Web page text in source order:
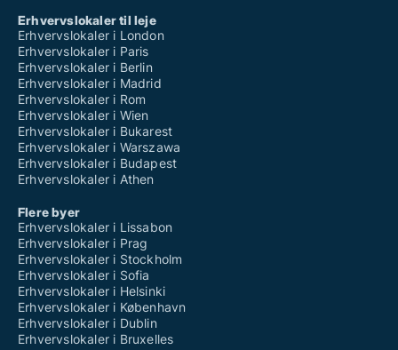
Erhvervslokaler til leje
Erhvervslokaler i London
Erhvervslokaler i Paris
Erhvervslokaler i Berlin
Erhvervslokaler i Madrid
Erhvervslokaler i Rom
Erhvervslokaler i Wien
Erhvervslokaler i Bukarest
Erhvervslokaler i Warszawa
Erhvervslokaler i Budapest
Erhvervslokaler i Athen
Flere byer
Erhvervslokaler i Lissabon
Erhvervslokaler i Prag
Erhvervslokaler i Stockholm
Erhvervslokaler i Sofia
Erhvervslokaler i Helsinki
Erhvervslokaler i København
Erhvervslokaler i Dublin
Erhvervslokaler i Bruxelles